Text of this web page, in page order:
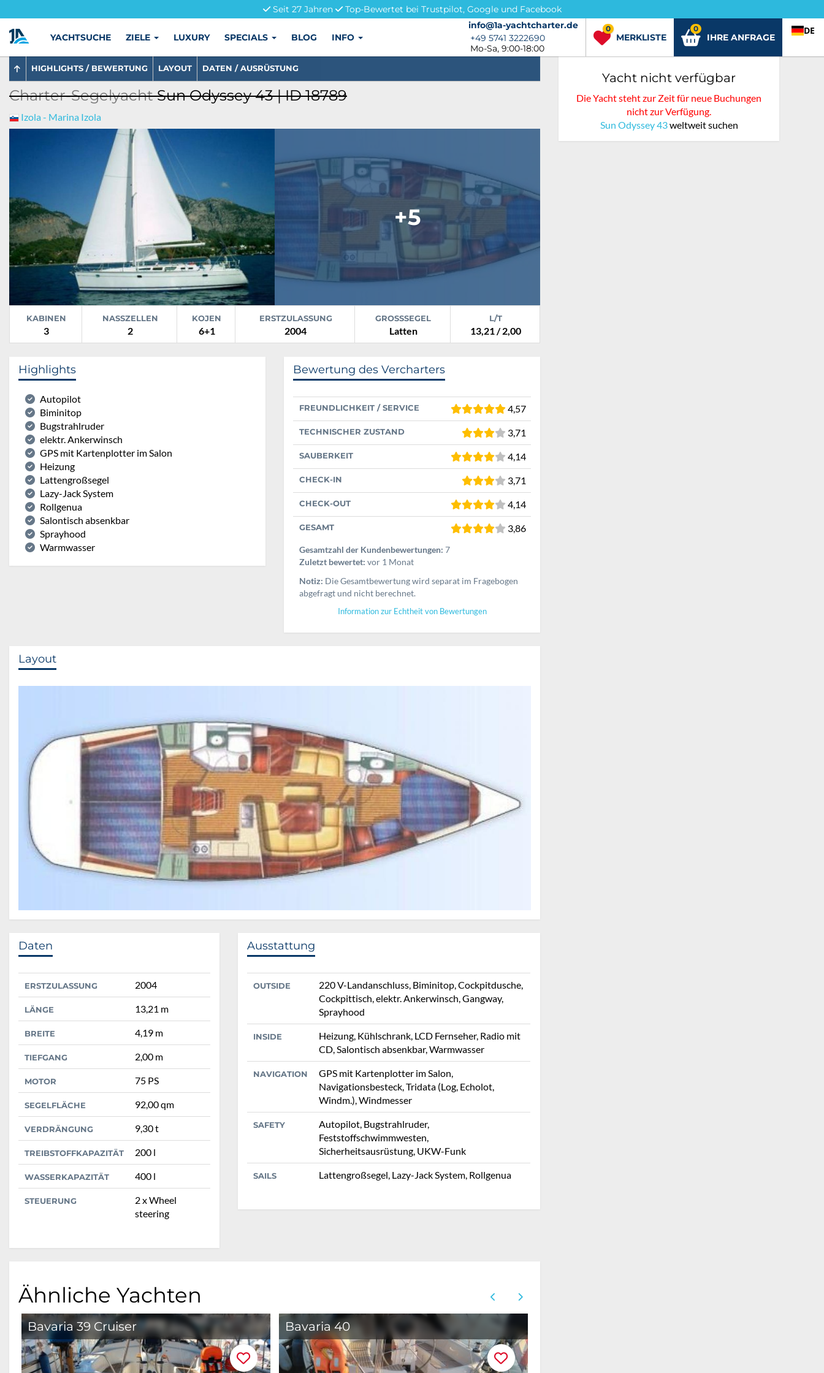
Seit 27 Jahren
Top-Bewertet bei Trustpilot, Google und Facebook
info@1a-yachtcharter.de
info@1a-yachtcharter.de
+49 5741 3222690
+49 5741 3222690
Mo-Sa, 9:00-18:00
MERKLISTE
0
IHRE ANFRAGE
0 DE
YACHTSUCHE ZIELE LUXURY SPECIALS BLOG INFO
HIGHLIGHTS / BEWERTUNG LAYOUT DATEN / AUSRÜSTUNG
Charter-SegelyachtSun Odyssey 43 | ID 18789
Izola - Marina Izola
+5
KABINEN
3
NASSZELLEN
2
KOJEN
6+1
ERSTZULASSUNG
2004
GROSSSEGEL
Latten
L/T
13,21 / 2,00
Highlights
Autopilot
Biminitop
Bugstrahlruder
elektr. Ankerwinsch
GPS mit Kartenplotter im Salon
Heizung
Lattengroßsegel
Lazy-Jack System
Rollgenua
Salontisch absenkbar
Sprayhood
Warmwasser
Bewertung des Vercharters
FREUNDLICHKEIT / SERVICE 4,57
TECHNISCHER ZUSTAND 3,71
SAUBERKEIT 4,14
CHECK-IN 3,71
CHECK-OUT 4,14
GESAMT 3,86
Gesamtzahl der Kundenbewertungen: 7
Zuletzt bewertet: vor 1 Monat
Notiz: Die Gesamtbewertung wird separat im Fragebogen
abgefragt und nicht berechnet.
Information zur Echtheit von Bewertungen
Layout
Daten
ERSTZULASSUNG 2004
LÄNGE 13,21 m
BREITE 4,19 m
TIEFGANG 2,00 m
MOTOR 75 PS
SEGELFLÄCHE 92,00 qm
VERDRÄNGUNG 9,30 t
TREIBSTOFFKAPAZITÄT 200 l
WASSERKAPAZITÄT 400 l
STEUERUNG
2 x Wheel
steering
Ausstattung
OUTSIDE
220 V-Landanschluss, Biminitop, Cockpitdusche,
Cockpittisch, elektr. Ankerwinsch, Gangway,
Sprayhood
INSIDE
Heizung, Kühlschrank, LCD Fernseher, Radio mit
CD, Salontisch absenkbar, Warmwasser
NAVIGATION
GPS mit Kartenplotter im Salon,
Navigationsbesteck, Tridata (Log, Echolot,
Windm.), Windmesser
SAFETY
Autopilot, Bugstrahlruder,
Feststoffschwimmwesten,
Sicherheitsausrüstung, UKW-Funk
SAILS Lattengroßsegel, Lazy-Jack System, Rollgenua
Ähnliche Yachten
Bavaria 39 Cruiser Bavaria 40
Yacht nicht verfügbar
Die Yacht steht zur Zeit für neue Buchungen
nicht zur Verfügung.
Sun Odyssey 43weltweit suchen